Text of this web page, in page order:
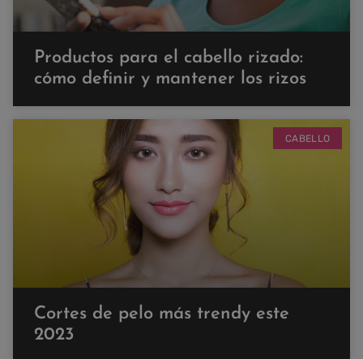
Productos para el cabello rizado:
cómo definir y mantener los rizos
CABELLO
Cortes de pelo más trendy este
2023